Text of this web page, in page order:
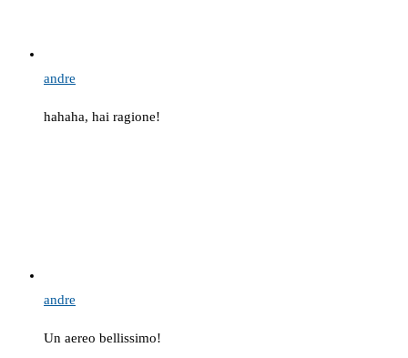
andre
hahaha, hai ragione!
andre
Un aereo bellissimo!